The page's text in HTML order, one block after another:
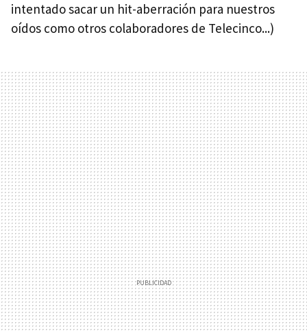
intentado sacar un hit-aberración para nuestros
oídos como otros colaboradores de Telecinco...)